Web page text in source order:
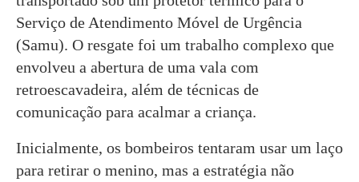
Serviço de Atendimento Móvel de Urgência
(Samu). O resgate foi um trabalho complexo que
envolveu a abertura de uma vala com
retroescavadeira, além de técnicas de
comunicação para acalmar a criança.
Inicialmente, os bombeiros tentaram usar um laço
para retirar o menino, mas a estratégia não